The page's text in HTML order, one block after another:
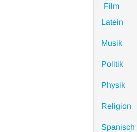
Film
Latein
Musik
Politik
Physik
Religion
Spanisch